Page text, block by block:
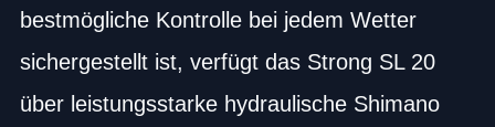
bestmögliche Kontrolle bei jedem Wetter
sichergestellt ist, verfügt das Strong SL 20
über leistungsstarke hydraulische Shimano